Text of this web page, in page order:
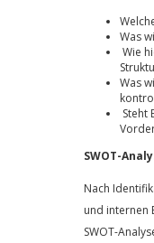
Was
Wie
Was
Steht
SWOT-
Nach
und internen
SWOT-